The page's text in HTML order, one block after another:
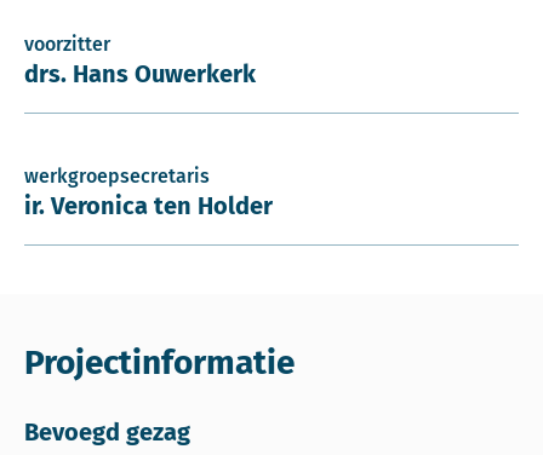
voorzitter
drs. Hans Ouwerkerk
werkgroepsecretaris
ir. Veronica ten Holder
Projectinformatie
Bevoegd gezag